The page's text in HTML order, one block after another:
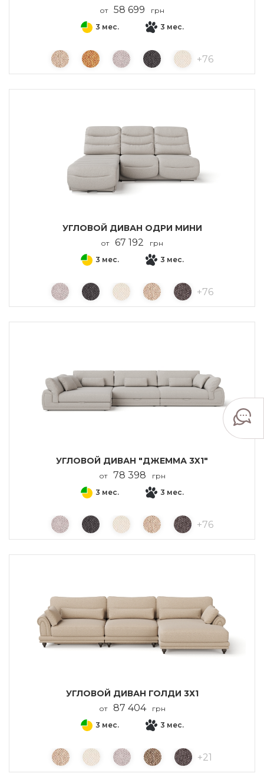
от 58 699 грн
+76
3 мес. 3 мес.
УГЛОВОЙ ДИВАН ОДРИ МИНИ
от 67 192 грн
+76
3 мес. 3 мес.
УГЛОВОЙ ДИВАН "ДЖЕММА 3X1"
от 78 398 грн
+76
3 мес. 3 мес.
УГЛОВОЙ ДИВАН ГОЛДИ 3Х1
от 87 404 грн
+21
3 мес. 3 мес.